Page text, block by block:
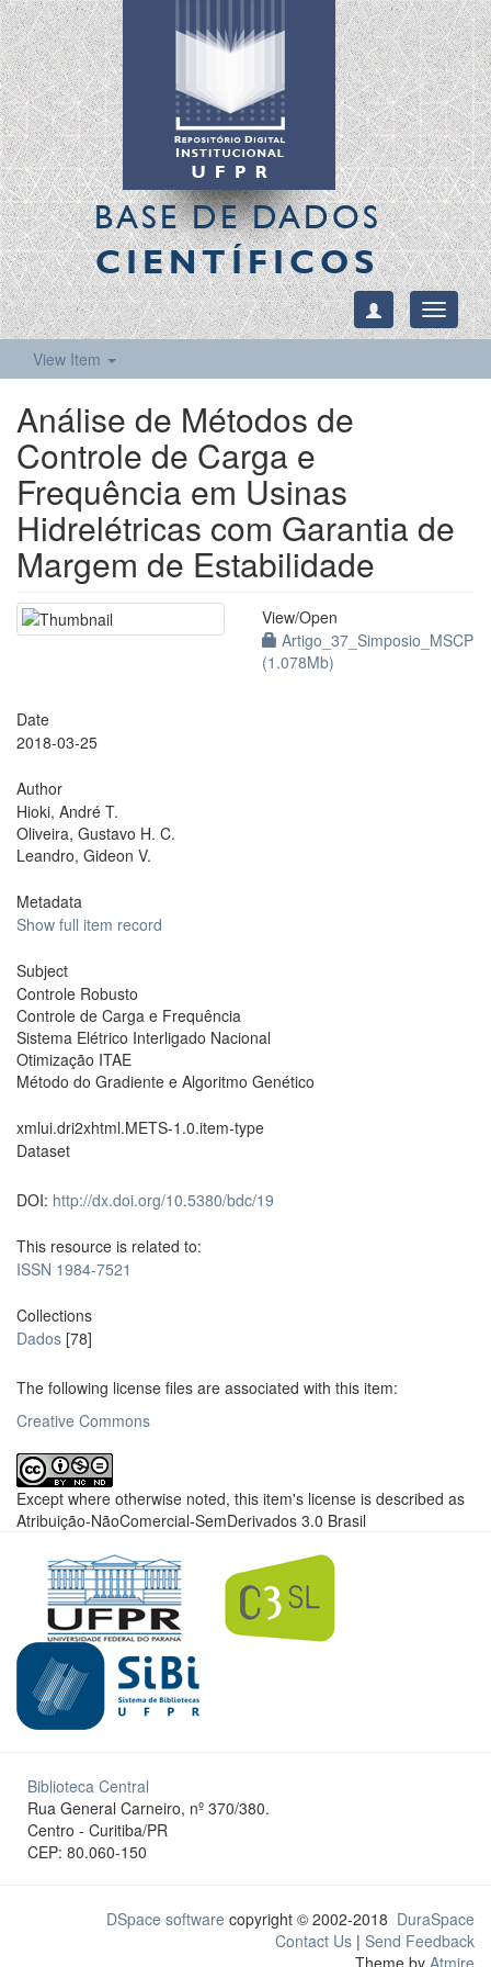
BASE DE DADOS
CIENTÍFICOS
Toggle
View Item
Análise de Métodos de
Controle de Carga e
Frequência em Usinas
Hidrelétricas com Garantia de
Margem de Estabilidade
View/Open
Artigo_37_Simposio_MSCP
(1.078Mb)
Date
2018-03-25
Author
Hioki, André T.
Oliveira, Gustavo H. C.
Leandro, Gideon V.
Metadata
Show full item record
Subject
Controle Robusto
Controle de Carga e Frequência
Sistema Elétrico Interligado Nacional
Otimização ITAE
Método do Gradiente e Algoritmo Genético
xmlui.dri2xhtml.METS-1.0.item-type
Dataset
DOI: http://dx.doi.org/10.5380/bdc/19
This resource is related to:
ISSN 1984-7521
Collections
Dados [78]
The following license files are associated with this item:
Creative Commons
Except where otherwise noted, this item's license is described as
Atribuição-NãoComercial-SemDerivados 3.0 Brasil
Biblioteca Central
Rua General Carneiro, nº 370/380.
Centro - Curitiba/PR
CEP: 80.060-150
DSpace software copyright © 2002-2018 DuraSpace
Contact Us | Send Feedback
Theme by Atmire